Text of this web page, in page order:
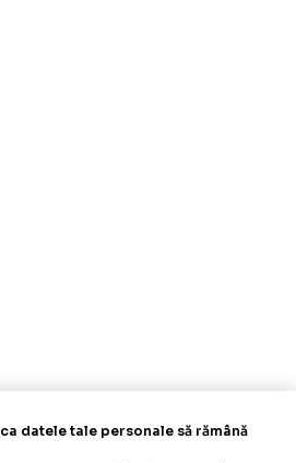
datele tale personale să rămână